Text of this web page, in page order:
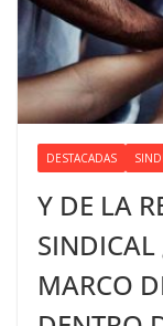
DESTACADAS
Y DE LA
SINDICAL
MARCO